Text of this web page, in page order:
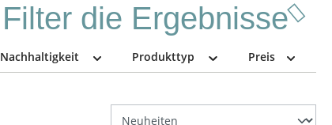
Filter die Ergebnisse
Nachhaltigkeit Produkttyp Preis